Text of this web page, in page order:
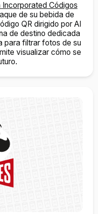
Códigos
de su bebida de
QR dirigido por AI
de destino dedicada
para filtrar fotos de su
visualizar cómo se